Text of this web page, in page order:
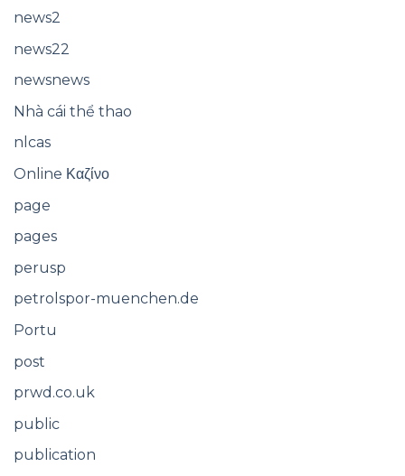
news2
news22
newsnews
Nhà cái thể thao
nlcas
Online Καζίνο
page
pages
perusp
petrolspor-muenchen.de
Portu
post
prwd.co.uk
public
publication